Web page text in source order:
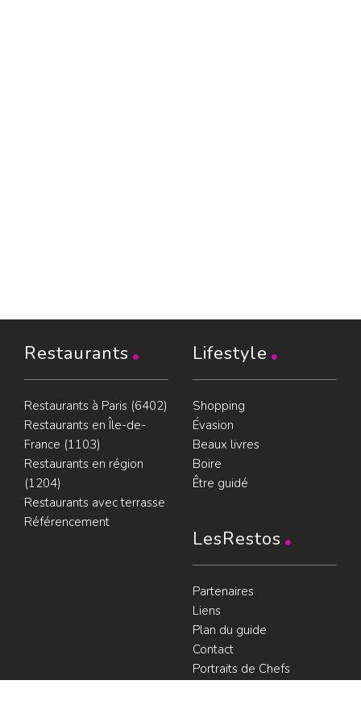
Restaurants
Restaurants à Paris (6402)
Restaurants en Île-de-
France (1103)
Restaurants en région
(1204)
Restaurants avec terrasse
Référencement
Lifestyle
Shopping
Évasion
Beaux livres
Boire
Être guidé
LesRestos
Partenaires
Liens
Plan du guide
Contact
Portraits de Chefs